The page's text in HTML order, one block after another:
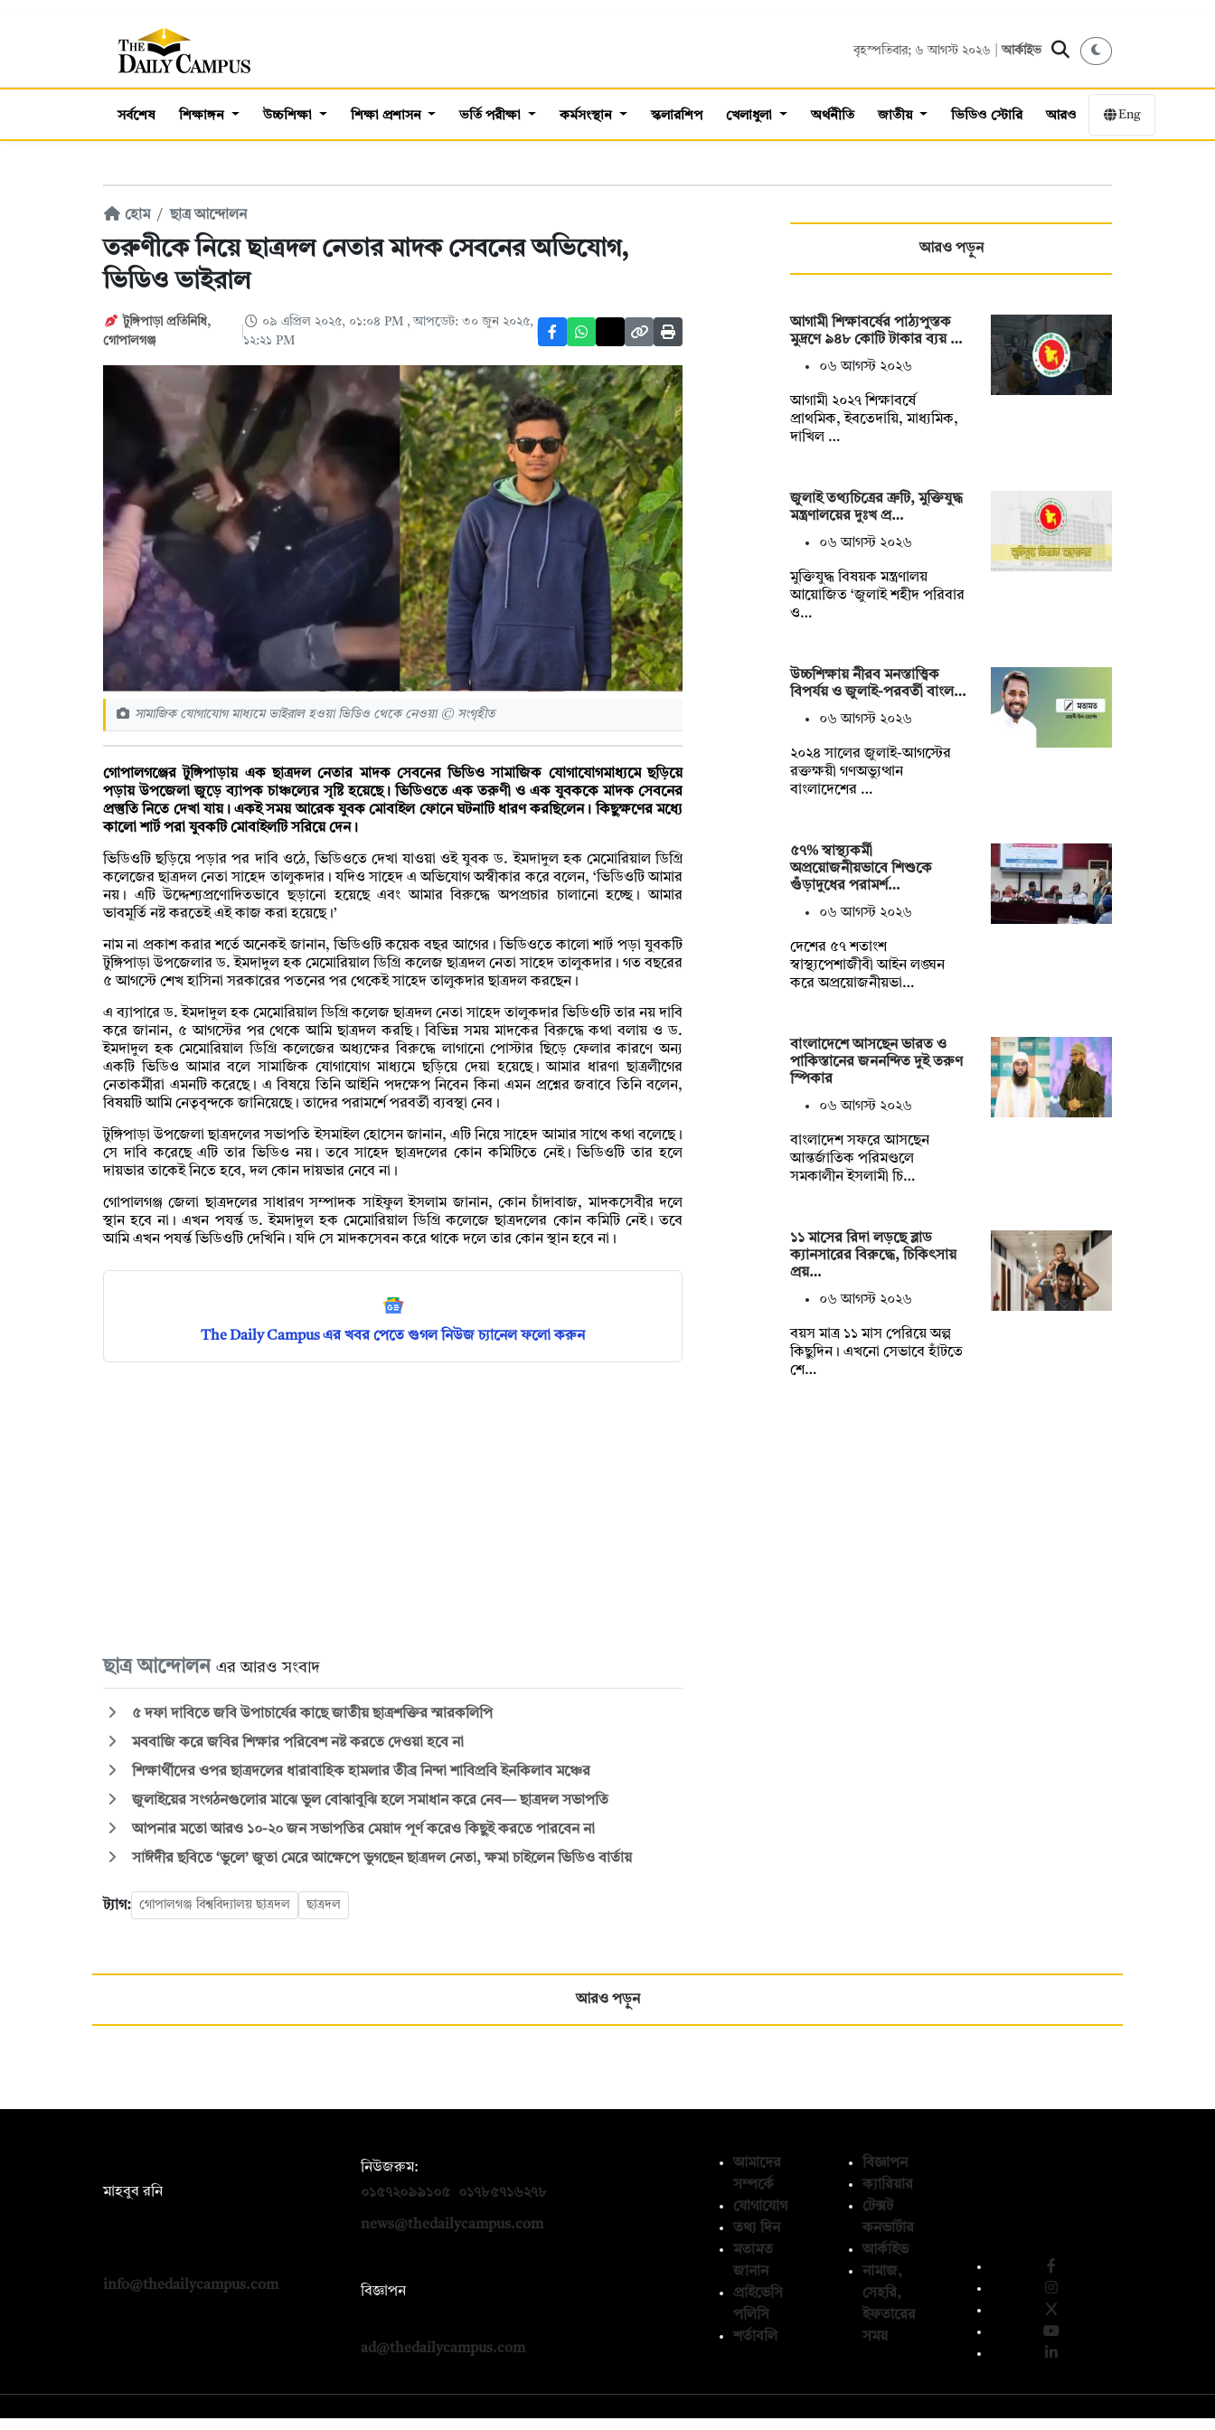
বৃহস্পতিবার; ৬ আগস্ট ২০২৬ |আর্কাইভ
সর্বশেষ শিক্ষাঙ্গন উচ্চশিক্ষা শিক্ষা প্রশাসন ভর্তি পরীক্ষা কর্মসংস্থান স্কলারশিপ খেলাধুলা অর্থনীতি জাতীয় ভিডিও স্টোরি আরও Eng
হোম ছাত্র আন্দোলন
তরুণীকে নিয়ে ছাত্রদল নেতার মাদক সেবনের অভিযোগ,
ভিডিও ভাইরাল
টুঙ্গিপাড়া প্রতিনিধি,
গোপালগঞ্জ
০৯ এপ্রিল ২০২৫, ০১:০৪ PM , আপডেট: ৩০ জুন ২০২৫,
১২:২১ PM
সামাজিক যোগাযোগ মাধ্যমে ভাইরাল হওয়া ভিডিও থেকে নেওয়া © সংগৃহীত
গোপালগঞ্জের টুঙ্গিপাড়ায় এক ছাত্রদল নেতার মাদক সেবনের ভিডিও সামাজিক যোগাযোগমাধ্যমে ছড়িয়ে
পড়ায় উপজেলা জুড়ে ব্যাপক চাঞ্চল্যের সৃষ্টি হয়েছে। ভিডিওতে এক তরুণী ও এক যুবককে মাদক সেবনের
প্রস্তুতি নিতে দেখা যায়। একই সময় আরেক যুবক মোবাইল ফোনে ঘটনাটি ধারণ করছিলেন। কিছুক্ষণের মধ্যে
কালো শার্ট পরা যুবকটি মোবাইলটি সরিয়ে দেন।
ভিডিওটি ছড়িয়ে পড়ার পর দাবি ওঠে, ভিডিওতে দেখা যাওয়া ওই যুবক ড. ইমদাদুল হক মেমোরিয়াল ডিগ্রি
কলেজের ছাত্রদল নেতা সাহেদ তালুকদার। যদিও সাহেদ এ অভিযোগ অস্বীকার করে বলেন, ‘ভিডিওটি আমার
নয়। এটি উদ্দেশ্যপ্রণোদিতভাবে ছড়ানো হয়েছে এবং আমার বিরুদ্ধে অপপ্রচার চালানো হচ্ছে। আমার
ভাবমূর্তি নষ্ট করতেই এই কাজ করা হয়েছে।’
নাম না প্রকাশ করার শর্তে অনেকই জানান, ভিডিওটি কয়েক বছর আগের। ভিডিওতে কালো শার্ট পড়া যুবকটি
টুঙ্গিপাড়া উপজেলার ড. ইমদাদুল হক মেমোরিয়াল ডিগ্রি কলেজ ছাত্রদল নেতা সাহেদ তালুকদার। গত বছরের
৫ আগস্টে শেখ হাসিনা সরকারের পতনের পর থেকেই সাহেদ তালুকদার ছাত্রদল করছেন।
এ ব্যাপারে ড. ইমদাদুল হক মেমোরিয়াল ডিগ্রি কলেজ ছাত্রদল নেতা সাহেদ তালুকদার ভিডিওটি তার নয় দাবি
করে জানান, ৫ আগস্টের পর থেকে আমি ছাত্রদল করছি। বিভিন্ন সময় মাদকের বিরুদ্ধে কথা বলায় ও ড.
ইমদাদুল হক মেমোরিয়াল ডিগ্রি কলেজের অধ্যক্ষের বিরুদ্ধে লাগানো পোস্টার ছিড়ে ফেলার কারণে অন্য
একটি ভিডিও আমার বলে সামাজিক যোগাযোগ মাধ্যমে ছড়িয়ে দেয়া হয়েছে। আমার ধারণা ছাত্রলীগের
নেতাকর্মীরা এমনটি করেছে। এ বিষয়ে তিনি আইনি পদক্ষেপ নিবেন কিনা এমন প্রশ্নের জবাবে তিনি বলেন,
বিষয়টি আমি নেতৃবৃন্দকে জানিয়েছে। তাদের পরামর্শে পরবর্তী ব্যবস্থা নেব।
টুঙ্গিপাড়া উপজেলা ছাত্রদলের সভাপতি ইসমাইল হোসেন জানান, এটি নিয়ে সাহেদ আমার সাথে কথা বলেছে।
সে দাবি করেছে এটি তার ভিডিও নয়। তবে সাহেদ ছাত্রদলের কোন কমিটিতে নেই। ভিডিওটি তার হলে
দায়ভার তাকেই নিতে হবে, দল কোন দায়ভার নেবে না।
গোপালগঞ্জ জেলা ছাত্রদলের সাধারণ সম্পাদক সাইফুল ইসলাম জানান, কোন চাঁদাবাজ, মাদকসেবীর দলে
স্থান হবে না। এখন পযর্ন্ত ড. ইমদাদুল হক মেমোরিয়াল ডিগ্রি কলেজে ছাত্রদলের কোন কমিটি নেই। তবে
আমি এখন পযর্ন্ত ভিডিওটি দেখিনি। যদি সে মাদকসেবন করে থাকে দলে তার কোন স্থান হবে না।
The Daily Campus এর খবর পেতে গুগল নিউজ চ্যানেল ফলো করুন
ছাত্র আন্দোলন এর আরও সংবাদ
৫ দফা দাবিতে জবি উপাচার্যের কাছে জাতীয় ছাত্রশক্তির স্মারকলিপি
মববাজি করে জবির শিক্ষার পরিবেশ নষ্ট করতে দেওয়া হবে না
শিক্ষার্থীদের ওপর ছাত্রদলের ধারাবাহিক হামলার তীব্র নিন্দা শাবিপ্রবি ইনকিলাব মঞ্চের
জুলাইয়ের সংগঠনগুলোর মাঝে ভুল বোঝাবুঝি হলে সমাধান করে নেব— ছাত্রদল সভাপতি
আপনার মতো আরও ১০-২০ জন সভাপতির মেয়াদ পূর্ণ করেও কিছুই করতে পারবেন না
সাঈদীর ছবিতে ‘ভুলে’ জুতা মেরে আক্ষেপে ভুগছেন ছাত্রদল নেতা, ক্ষমা চাইলেন ভিডিও বার্তায়
ট্যাগ: গোপালগঞ্জ বিশ্ববিদ্যালয় ছাত্রদল ছাত্রদল
আরও পড়ুন
আগামী শিক্ষাবর্ষের পাঠ্যপুস্তক
মুদ্রণে ৯৪৮ কোটি টাকার ব্যয় …
০৬ আগস্ট ২০২৬
আগামী ২০২৭ শিক্ষাবর্ষে
প্রাথমিক, ইবতেদায়ি, মাধ্যমিক,
দাখিল …
জুলাই তথ্যচিত্রের ত্রুটি, মুক্তিযুদ্ধ
মন্ত্রণালয়ের দুঃখ প্র…
০৬ আগস্ট ২০২৬
মুক্তিযুদ্ধ বিষয়ক মন্ত্রণালয়
আয়োজিত ‘জুলাই শহীদ পরিবার
ও…
উচ্চশিক্ষায় নীরব মনস্তাত্ত্বিক
বিপর্যয় ও জুলাই-পরবর্তী বাংল…
০৬ আগস্ট ২০২৬
২০২৪ সালের জুলাই-আগস্টের
রক্তক্ষয়ী গণঅভ্যুত্থান
বাংলাদেশের …
৫৭% স্বাস্থ্যকর্মী
অপ্রয়োজনীয়ভাবে শিশুকে
গুঁড়াদুধের পরামর্শ…
০৬ আগস্ট ২০২৬
দেশের ৫৭ শতাংশ
স্বাস্থ্যপেশাজীবী আইন লঙ্ঘন
করে অপ্রয়োজনীয়ভা…
বাংলাদেশে আসছেন ভারত ও
পাকিস্তানের জননন্দিত দুই তরুণ
স্পিকার
০৬ আগস্ট ২০২৬
বাংলাদেশ সফরে আসছেন
আন্তর্জাতিক পরিমণ্ডলে
সমকালীন ইসলামী চি…
১১ মাসের রিদা লড়ছে ব্লাড
ক্যানসারের বিরুদ্ধে, চিকিৎসায়
প্রয়…
০৬ আগস্ট ২০২৬
বয়স মাত্র ১১ মাস পেরিয়ে অল্প
কিছুদিন। এখনো সেভাবে হাঁটতে
শে…
আরও পড়ুন
মাহবুব রনি
info@thedailycampus.com
নিউজরুম:
০১৫৭২০৯৯১০৫
০১৭৮৫৭১৬২৭৮
news@thedailycampus.com
বিজ্ঞাপন
ad@thedailycampus.com
আমাদের
সম্পর্কে
যোগাযোগ
তথ্য দিন
মতামত
জানান
প্রাইভেসি
পলিসি
শর্তাবলি
বিজ্ঞাপন
ক্যারিয়ার
টেক্সট
কনভার্টার
আর্কাইভ
নামাজ,
সেহরি,
ইফতারের
সময়
© কপিরাইট 2026, দ্য ডেইলি ক্যাম্পাস লিমিটেড